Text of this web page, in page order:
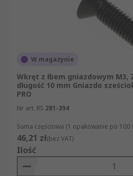
W magazynie
Wkręt z łbem gniazdowym M3,
długość 10 mm Gniazdo
PRO
Nr art. RS 281-394
Suma częściowa (1 opakowanie po 100
46,21 zł(bez VAT)
Ilość